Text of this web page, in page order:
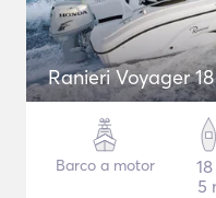
Ranieri Voyager 18
Barco a motor
5